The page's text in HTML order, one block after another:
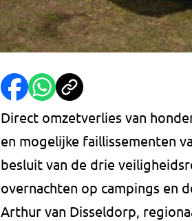
Direct omzetverlies van
en mogelijke faillissementen
besluit van de drie
overnachten op campings en
Arthur van Disseldorp,